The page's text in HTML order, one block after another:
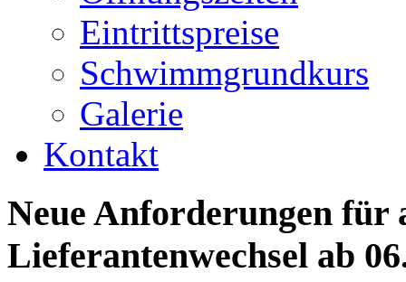
Eintrittspreise
Schwimmgrundkurs
Galerie
Kontakt
Neue Anforderungen für
Lieferantenwechsel ab